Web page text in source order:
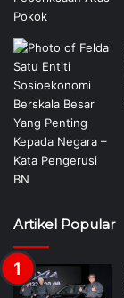
Artikel Popular